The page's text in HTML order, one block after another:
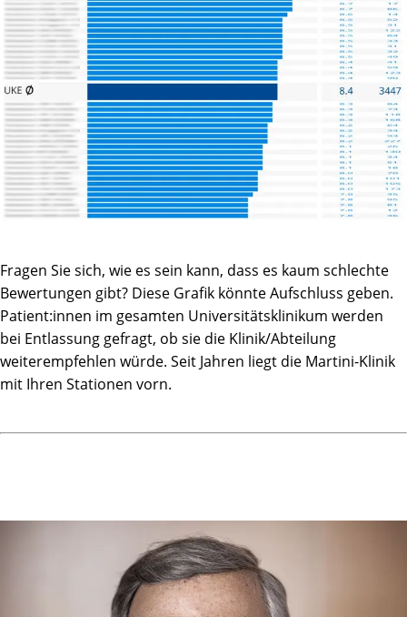
Fragen Sie sich, wie es sein kann, dass es kaum schlechte
Bewertungen gibt? Diese Grafik könnte Aufschluss geben.
Patient:innen im gesamten Universitätsklinikum werden
bei Entlassung gefragt, ob sie die Klinik/Abteilung
weiterempfehlen würde. Seit Jahren liegt die Martini-Klinik
mit Ihren Stationen vorn.